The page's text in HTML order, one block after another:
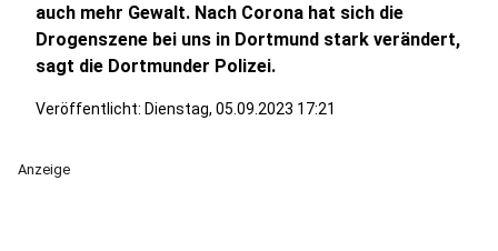
auch mehr Gewalt. Nach Corona hat sich die
Drogenszene bei uns in Dortmund stark verändert,
sagt die Dortmunder Polizei.
Veröffentlicht: Dienstag, 05.09.2023 17:21
Anzeige